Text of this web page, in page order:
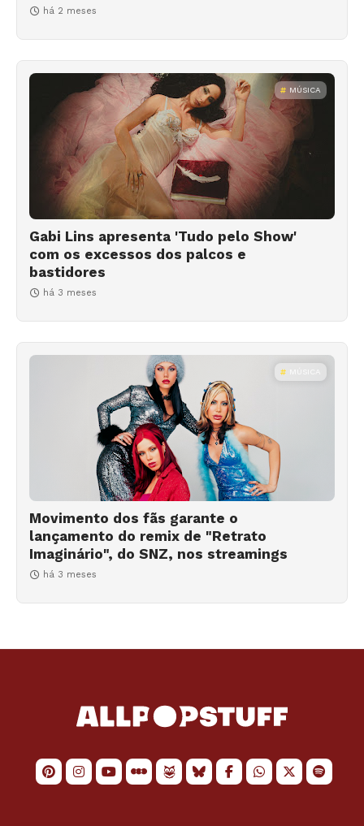
há 2 meses
MÚSICA
Gabi Lins apresenta 'Tudo pelo Show'
com os excessos dos palcos e
bastidores
há 3 meses
MÚSICA
Movimento dos fãs garante o
lançamento do remix de "Retrato
Imaginário", do SNZ, nos streamings
há 3 meses